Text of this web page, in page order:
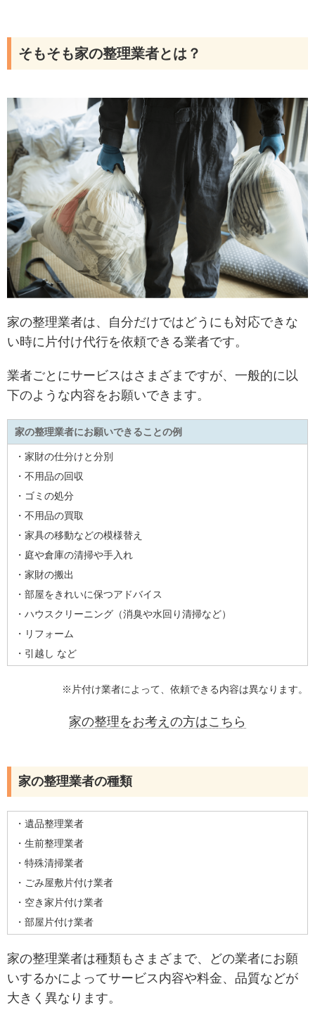
そもそも家の整理業者とは？
家の整理業者は、自分だけではどうにも対応できな
い時に片付け代行を依頼できる業者です。
業者ごとにサービスはさまざまですが、一般的に以
下のような内容をお願いできます。
家の整理業者にお願いできることの例
・家財の仕分けと分別
・不用品の回収
・ゴミの処分
・不用品の買取
・家具の移動などの模様替え
・庭や倉庫の清掃や手入れ
・家財の搬出
・部屋をきれいに保つアドバイス
・ハウスクリーニング（消臭や水回り清掃など）
・リフォーム
・引越し など
※片付け業者によって、依頼できる内容は異なります。
家の整理をお考えの方はこちら
家の整理業者の種類
・遺品整理業者
・生前整理業者
・特殊清掃業者
・ごみ屋敷片付け業者
・空き家片付け業者
・部屋片付け業者
家の整理業者は種類もさまざまで、どの業者にお願
いするかによってサービス内容や料金、品質などが
大きく異なります。